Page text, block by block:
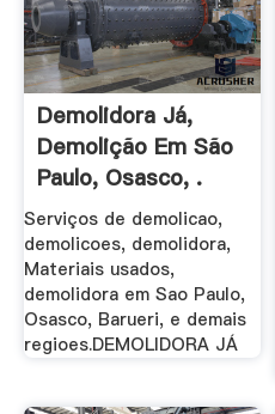
Demolidora Já,
Demolição Em São
Paulo, Osasco, .
Serviços de demolicao,
demolicoes, demolidora,
Materiais usados,
demolidora em Sao Paulo,
Osasco, Barueri, e demais
regioes.DEMOLIDORA JÁ